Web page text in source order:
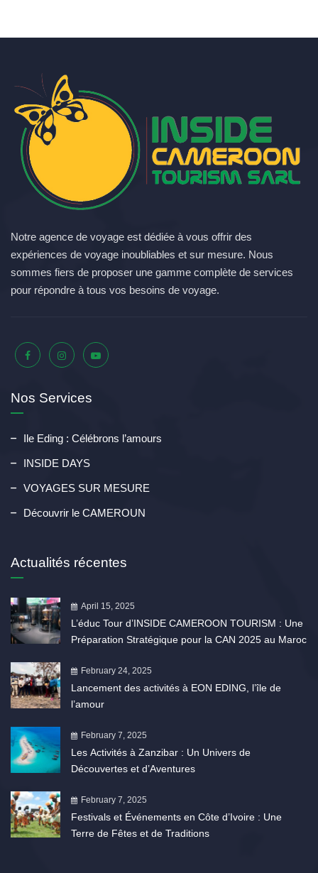
Notre agence de voyage est dédiée à vous offrir des
expériences de voyage inoubliables et sur mesure. Nous
sommes fiers de proposer une gamme complète de services
pour répondre à tous vos besoins de voyage.
Nos Services
Ile Eding : Célébrons l’amours
INSIDE DAYS
VOYAGES SUR MESURE
Découvrir le CAMEROUN
Actualités récentes
April 15, 2025
L’éduc Tour d’INSIDE CAMEROON TOURISM : Une
Préparation Stratégique pour la CAN 2025 au Maroc
February 24, 2025
Lancement des activités à EON EDING, l’île de
l’amour
February 7, 2025
Les Activités à Zanzibar : Un Univers de
Découvertes et d’Aventures
February 7, 2025
Festivals et Événements en Côte d’Ivoire : Une
Terre de Fêtes et de Traditions